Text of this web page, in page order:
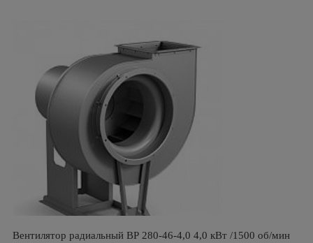
Вентилятор радиальный ВР 280-46-4,0 4,0 кВт /1500 об/мин